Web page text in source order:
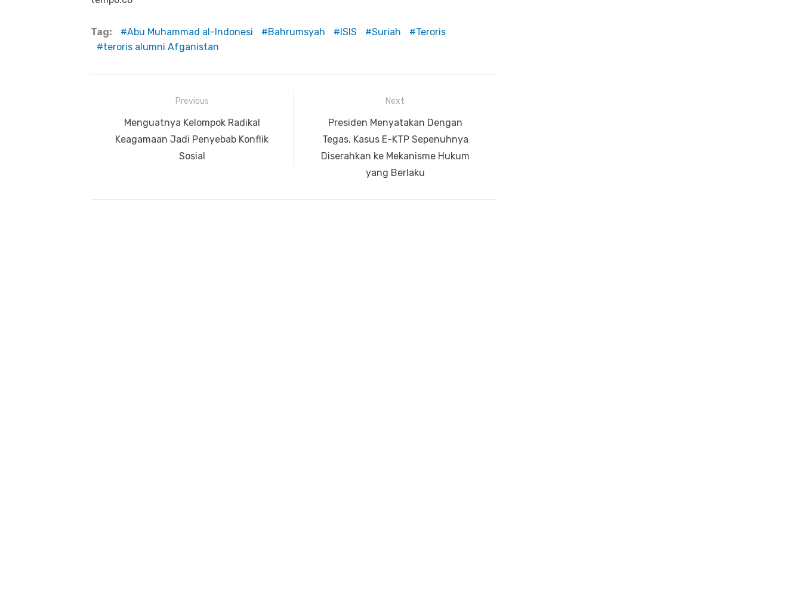
Tag: Abu Muhammad al-Indonesi Bahrumsyah ISIS Suriah
Teroris
teroris alumni Afganistan
Navigasi
pos
Previous
Previous
post:
Menguatnya Kelompok Radikal
Keagamaan Jadi Penyebab Konflik
Sosial
Next
Next
post:
Presiden Menyatakan Dengan
Tegas, Kasus E-KTP Sepenuhnya
Diserahkan ke Mekanisme Hukum
yang Berlaku